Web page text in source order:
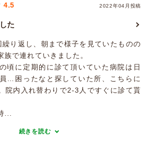
2022年04月投稿
4.5
た
り返し、朝まで様子を見ていたものの
で連れていきました。
頃に定期的に診て頂いていた病院は日
…困ったなと探していた所、こちらに
院内入れ替わりで2-3人ですぐに診て貰
...
続きを読む